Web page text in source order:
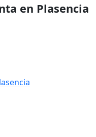
en Plasencia